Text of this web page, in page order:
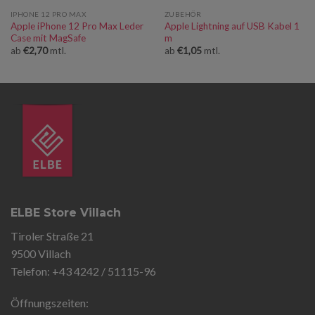
IPHONE 12 PRO MAX
Apple iPhone 12 Pro Max Leder
Case mit MagSafe
ab €2,70mtl.
ZUBEHÖR
Apple Lightning auf USB Kabel 1
m
ab €1,05mtl.
ELBE Store Villach
Tiroler Straße 21
9500 Villach
Telefon: +43 4242 / 51115-96
Öffnungszeiten: